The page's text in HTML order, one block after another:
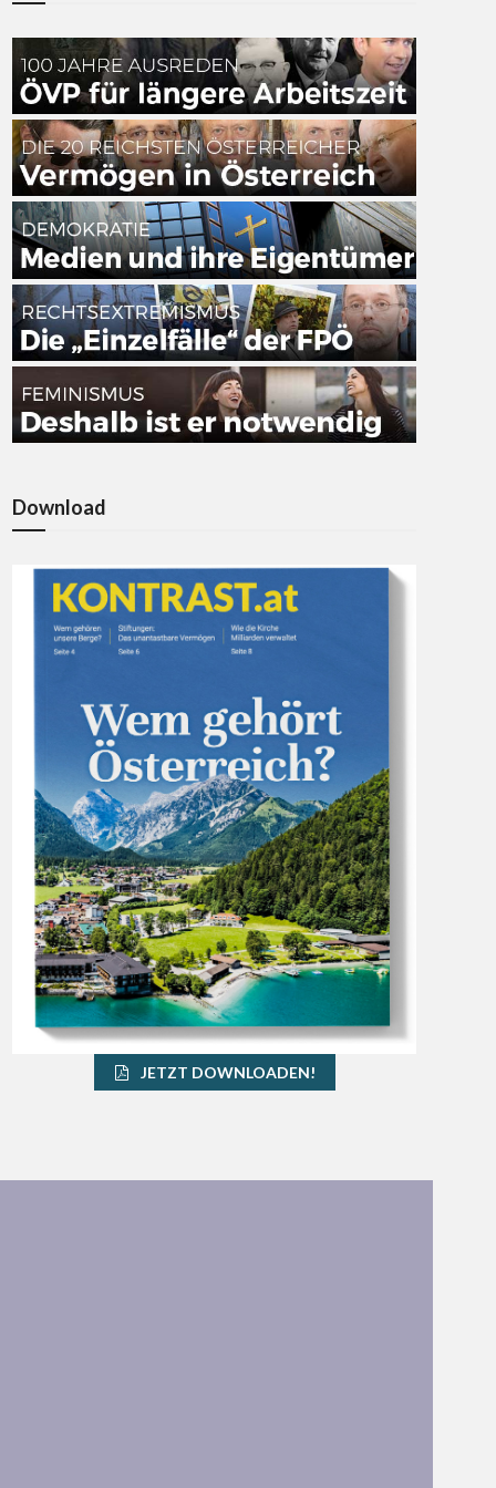
Download
JETZT DOWNLOADEN!